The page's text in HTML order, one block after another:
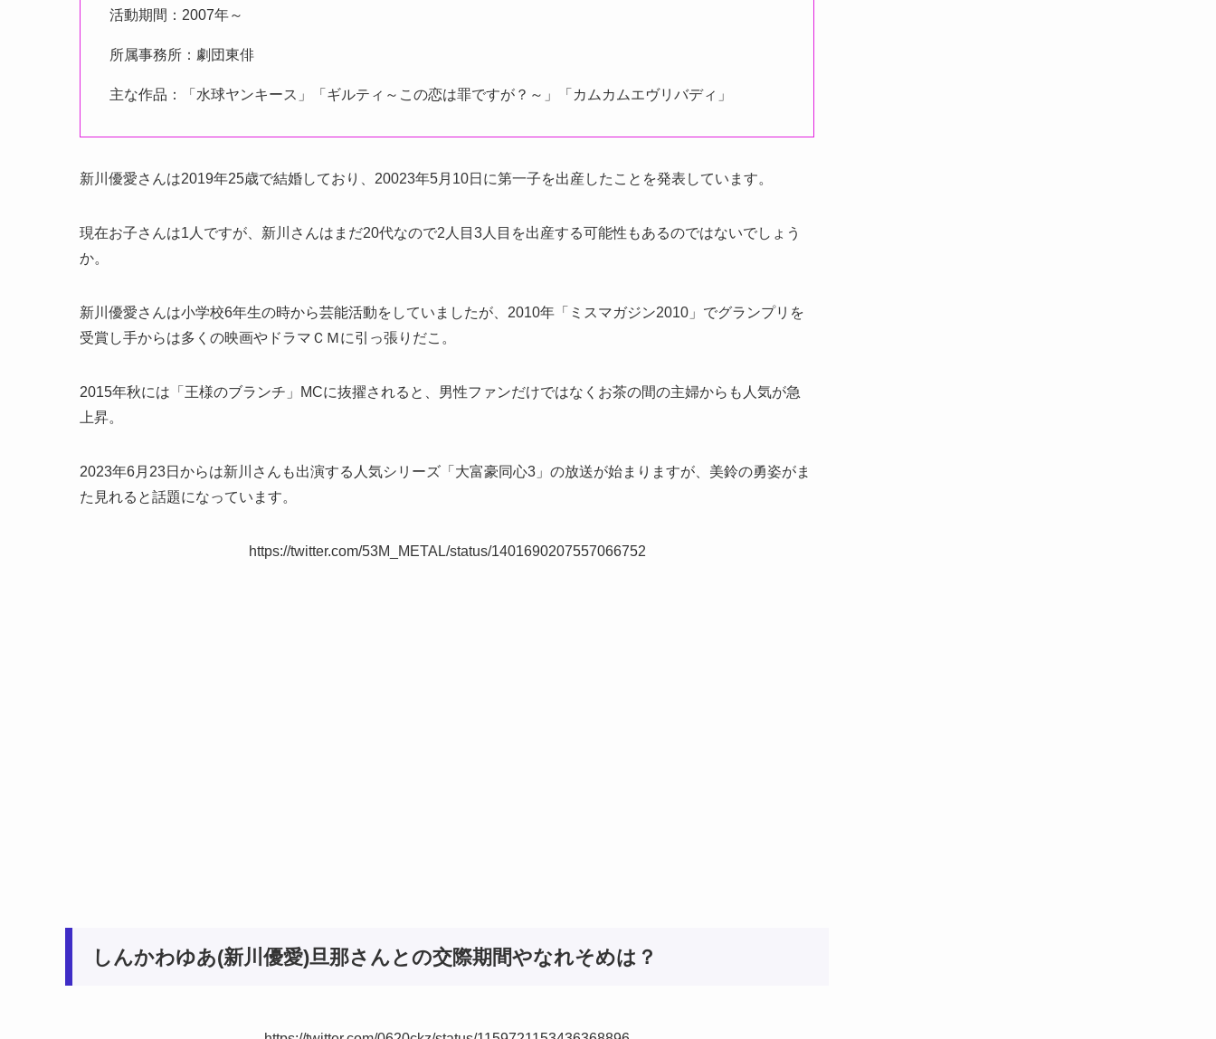
活動期間：2007年～
所属事務所：劇団東俳
主な作品：「水球ヤンキース」「ギルティ～この恋は罪ですが？～」「カムカムエヴリバディ」
新川優愛さんは2019年25歳で結婚しており、20023年5月10日に第一子を出産したことを発表しています。
現在お子さんは1人ですが、新川さんはまだ20代なので2人目3人目を出産する可能性もあるのではないでしょう
か。
新川優愛さんは小学校6年生の時から芸能活動をしていましたが、2010年「ミスマガジン2010」でグランプリを
受賞し手からは多くの映画やドラマＣＭに引っ張りだこ。
2015年秋には「王様のブランチ」MCに抜擢されると、男性ファンだけではなくお茶の間の主婦からも人気が急
上昇。
2023年6月23日からは新川さんも出演する人気シリーズ「大富豪同心3」の放送が始まりますが、美鈴の勇姿がま
た見れると話題になっています。
https://twitter.com/53M_METAL/status/1401690207557066752
しんかわゆあ(新川優愛)旦那さんとの交際期間やなれそめは？